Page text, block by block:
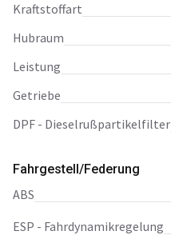
Kraftstoffart
Hubraum
Leistung
Getriebe
DPF - Dieselrußpartikelfilter
Fahrgestell/Federung
ABS
ESP - Fahrdynamikregelung